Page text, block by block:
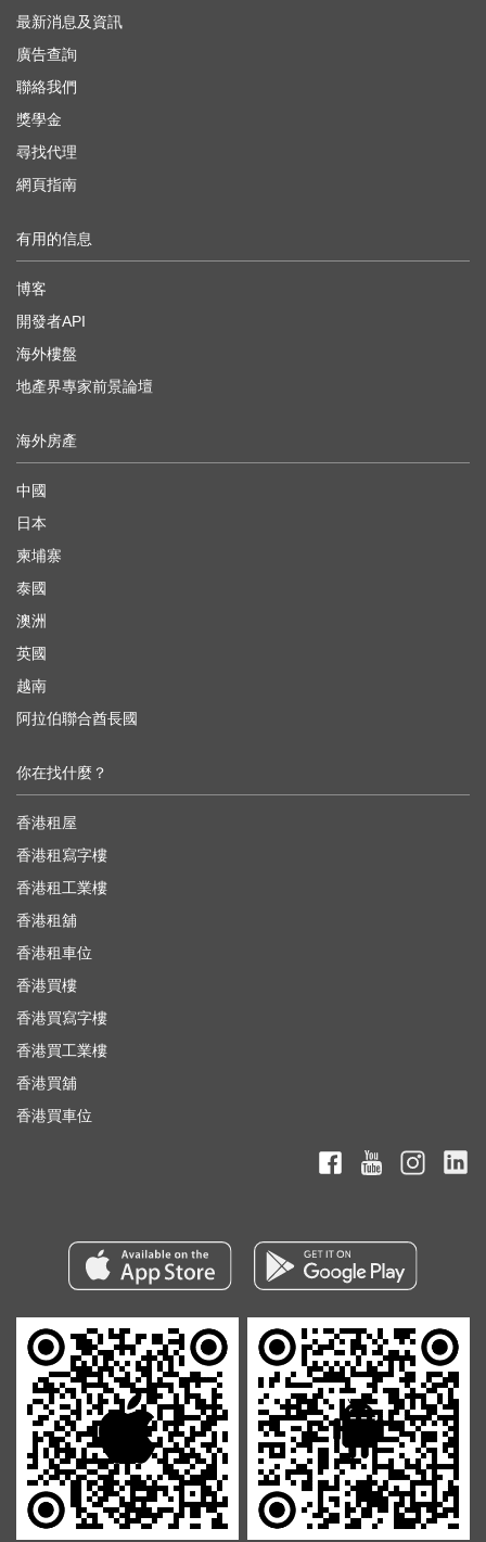
最新消息及資訊
廣告查詢
聯絡我們
獎學金
尋找代理
網頁指南
有用的信息
博客
開發者API
海外樓盤
地產界專家前景論壇
海外房產
中國
日本
柬埔寨
泰國
澳洲
英國
越南
阿拉伯聯合酋長國
你在找什麼？
香港租屋
香港租寫字樓
香港租工業樓
香港租舖
香港租車位
香港買樓
香港買寫字樓
香港買工業樓
香港買舖
香港買車位